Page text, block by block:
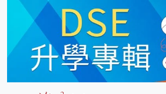
政局